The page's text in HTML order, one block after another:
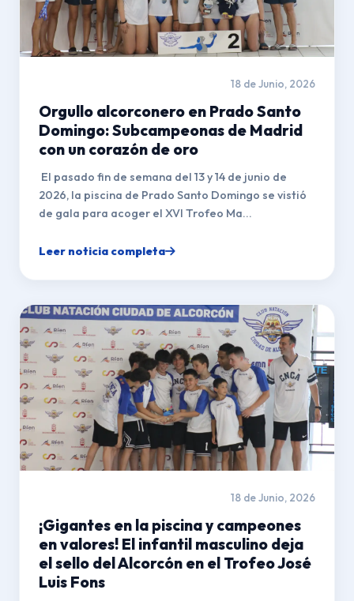
18 de Junio, 2026
Orgullo alcorconero en Prado Santo
Domingo: Subcampeonas de Madrid
con un corazón de oro
El pasado fin de semana del 13 y 14 de junio de
2026, la piscina de Prado Santo Domingo se vistió
de gala para acoger el XVI Trofeo Ma...
Leer noticia completa
18 de Junio, 2026
¡Gigantes en la piscina y campeones
en valores! El infantil masculino deja
el sello del Alcorcón en el Trofeo José
Luis Fons